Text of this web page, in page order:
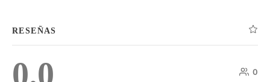
RESEÑAS
0.0 0